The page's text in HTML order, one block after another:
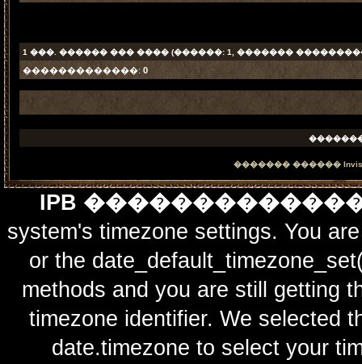
1 ���. ������ ��� ���� (������: 1, �������
�������������: 0
������� ������
IPB
system's timezone settings. You
or the
methods and you are still getting
timezone identifier. We selected
date.timezone to select